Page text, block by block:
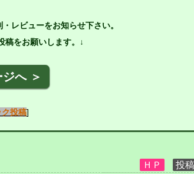
レビューをお知らせ下さい。
稿をお願いします。↓
へ ＞
ク投稿]